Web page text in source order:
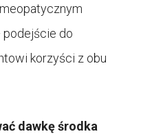
podejście do
korzyści z obu
dawkę środka